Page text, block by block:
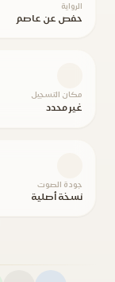
الرواية
حفص عن عاصم
مكان التسجيل
غير محدد
جودة الصوت
نسخة أصلية